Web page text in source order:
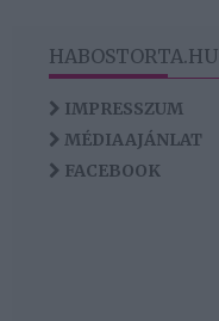
HABOSTORTA.HU
IMPRESSZUM
MÉDIAAJÁNLAT
FACEBOOK